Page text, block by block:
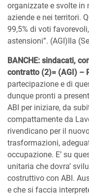
organizzate e svolte in
aziende e nei territori.
99,5% di voti
astensioni”. (AGI)Ila
BANCHE: sindacati,
contratto (2)= (AGI) –
partecipazione e di
dunque pronti a
ABI per iniziare, da
compattamente da
rivendicano per il
trasformazioni,
occupazione. E’ su
unitaria che dovra’
costruttivo con ABI.
e che si faccia